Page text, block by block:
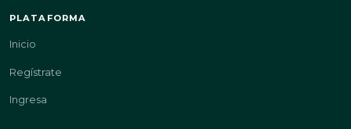
PLATAFORMA
Inicio
Regístrate
Ingresa